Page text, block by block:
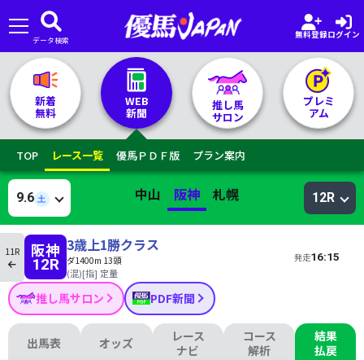
🏇 推し馬サロンTOP
レース一覧
記者&予想家
お気に入り
データ検索
無料登録ログイン
新着
無料
WEB
新聞
推し馬
サロン
プレミ
アム
TOP レース一覧 優馬ＰＤＦ版 プラン案内
9.6 土 中山 阪神 札幌 12R
11R 阪神
12R
3歳上1勝クラス
ダ1400m 13頭
(混)[指] 定量
発走16:15
推し馬サロン PDF新聞
出馬表 オッズ
レース
ナビ
コース
解析
結果
払戻